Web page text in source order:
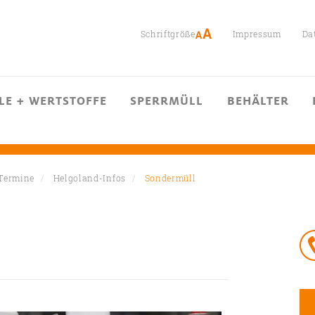
Schriftgröße Impressum
+ WERTSTOFFE SPERRMÜLL BEHÄLTER
Helgoland-Infos Sondermüll